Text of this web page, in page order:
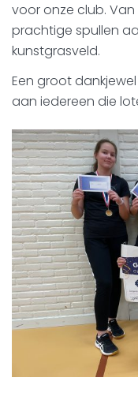
voor onze club.
prachtige spullen
kunstgrasveld.
Een groot
aan iedereen die